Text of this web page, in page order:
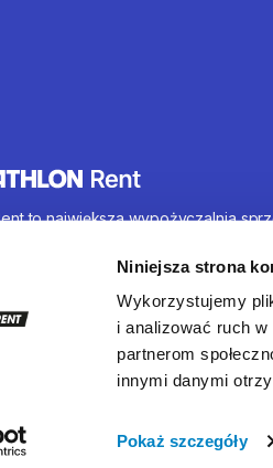
Niniejsza strona
Wykorzystujemy
i analizować ruch
partnerom
innymi danymi
Pokaż szczegóły
to największa wypożyczalnia
sprzętu turystycznego,